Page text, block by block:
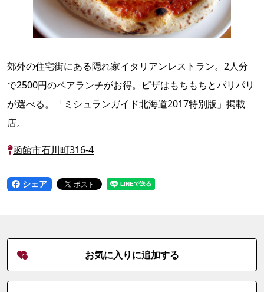
郊外の住宅街にある隠れ家イタリアンレストラン。2人分
で2500円のペアランチがお得。ピザはもちもちとパリパリ
が選べる。「ミシュランガイド北海道2017特別版」掲載
店。
函館市石川町316-4
シェア
お気に入りに追加する